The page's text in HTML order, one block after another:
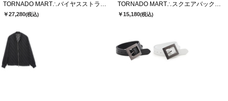
TORNADO MART∴バイヤスストライプシアーブルゾン
￥27,280(税込)
TORNADO MART∴スクエアバックルベルト
￥15,180(税込)